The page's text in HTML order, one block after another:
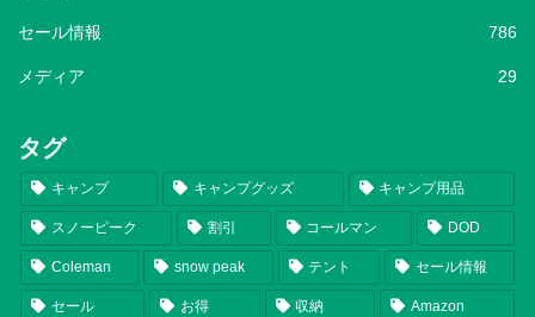
セール情報 786
メディア 29
タグ
キャンプ キャンプグッズ キャンプ用品
スノーピーク 割引 コールマン DOD
Coleman snow peak テント セール情報
セール お得 収納 Amazon